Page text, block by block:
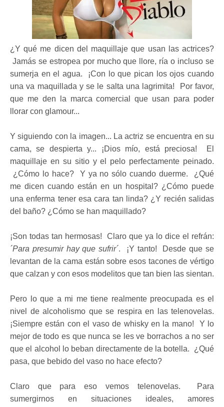
¿Y qué me dicen del maquillaje que usan las actrices?
Jamás se estropea por mucho que llore, ría o incluso se
sumerja en el agua. ¡Con lo que pican los ojos cuando
una va maquillada y se le salta una lagrimita! Por favor,
que me den la marca comercial que usan para poder
llorar con glamour...
Y siguiendo con la imagen... La actriz se encuentra en su
cama, se despierta y... ¡Dios mío, está preciosa! El
maquillaje en su sitio y el pelo perfectamente peinado.
¿Cómo lo hace? Y ya no sólo cuando duerme. ¿Qué
me dicen cuando están en un hospital? ¿Cómo puede
una enferma tener esa cara tan linda? ¿Y recién salidas
del baño? ¿Cómo se han maquillado?
¡Son todas tan hermosas! Claro que ya lo dice el refrán:
´Para presumir hay que sufrir´. ¡Y tanto! Desde que se
levantan de la cama están sobre esos tacones de vértigo
que calzan y con esos modelitos que tan bien las sientan.
Pero lo que a mi me tiene realmente preocupada es el
nivel de alcoholismo que se respira en las telenovelas.
¡Siempre están con el vaso de whisky en la mano! Y lo
mejor de todo es que nunca se les ve borrachos a no ser
que el alcohol lo beban directamente de la botella. ¿Qué
pasa, que bebido del vaso no hace efecto?
Claro que para eso vemos telenovelas. Para
sumergirnos en situaciones ideales, amores